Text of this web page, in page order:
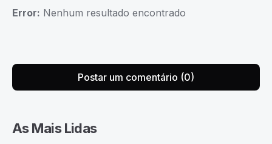
Error: Nenhum resultado encontrado
Postar um comentário (0)
As Mais Lidas